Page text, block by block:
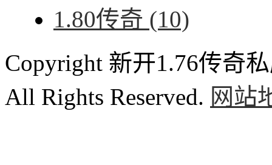
1.80传奇 (10)
Copyright 新开1.76传奇
All Rights Reserved. 网站